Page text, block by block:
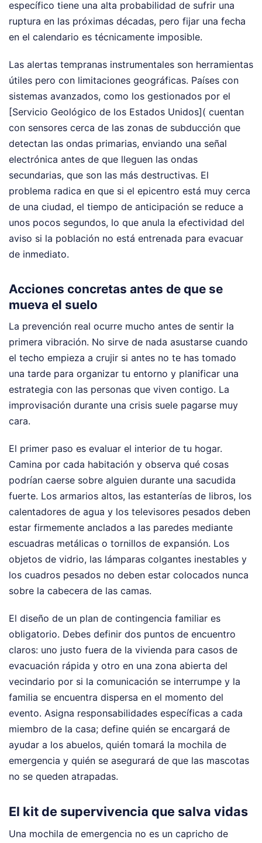
específico tiene una alta probabilidad de sufrir una
ruptura en las próximas décadas, pero fijar una fecha
en el calendario es técnicamente imposible.
Las alertas tempranas instrumentales son herramientas
útiles pero con limitaciones geográficas. Países con
sistemas avanzados, como los gestionados por el
[Servicio Geológico de los Estados Unidos]( cuentan
con sensores cerca de las zonas de subducción que
detectan las ondas primarias, enviando una señal
electrónica antes de que lleguen las ondas
secundarias, que son las más destructivas. El
problema radica en que si el epicentro está muy cerca
de una ciudad, el tiempo de anticipación se reduce a
unos pocos segundos, lo que anula la efectividad del
aviso si la población no está entrenada para evacuar
de inmediato.
Acciones concretas antes de que se
mueva el suelo
La prevención real ocurre mucho antes de sentir la
primera vibración. No sirve de nada asustarse cuando
el techo empieza a crujir si antes no te has tomado
una tarde para organizar tu entorno y planificar una
estrategia con las personas que viven contigo. La
improvisación durante una crisis suele pagarse muy
cara.
El primer paso es evaluar el interior de tu hogar.
Camina por cada habitación y observa qué cosas
podrían caerse sobre alguien durante una sacudida
fuerte. Los armarios altos, las estanterías de libros, los
calentadores de agua y los televisores pesados deben
estar firmemente anclados a las paredes mediante
escuadras metálicas o tornillos de expansión. Los
objetos de vidrio, las lámparas colgantes inestables y
los cuadros pesados no deben estar colocados nunca
sobre la cabecera de las camas.
El diseño de un plan de contingencia familiar es
obligatorio. Debes definir dos puntos de encuentro
claros: uno justo fuera de la vivienda para casos de
evacuación rápida y otro en una zona abierta del
vecindario por si la comunicación se interrumpe y la
familia se encuentra dispersa en el momento del
evento. Asigna responsabilidades específicas a cada
miembro de la casa; define quién se encargará de
ayudar a los abuelos, quién tomará la mochila de
emergencia y quién se asegurará de que las mascotas
no se queden atrapadas.
El kit de supervivencia que salva vidas
Una mochila de emergencia no es un capricho de